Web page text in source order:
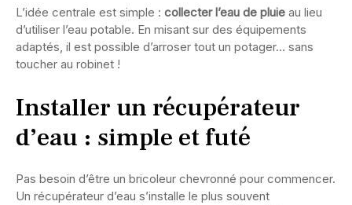
L’idée centrale est simple : collecter l’eau de pluie au lieu
d’utiliser l’eau potable. En misant sur des équipements
adaptés, il est possible d’arroser tout un potager… sans
toucher au robinet !
Installer un récupérateur
d’eau : simple et futé
Pas besoin d’être un bricoleur chevronné pour commencer.
Un récupérateur d’eau s’installe le plus souvent